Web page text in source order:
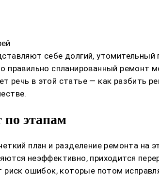
себе долгий, утомительный
спланированный ремонт
в этой статье — как разбить
этапам
план и разделение ремонта на
неэффективно, приходится
риск ошибок, которые потом